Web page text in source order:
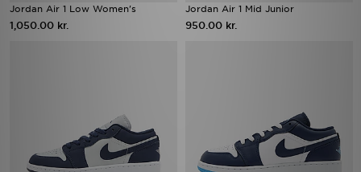
Jordan Air 1 Low Women's
1,050.00 kr.
Jordan Air 1 Mid Junior
950.00 kr.